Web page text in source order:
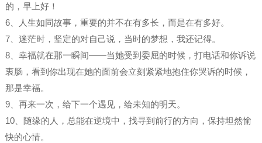
的，早上好！
6、人生如同故事，重要的并不在有多长，而是在有多好。
7、迷茫时，坚定的对自己说，当时的梦想，我还记得。
8、幸福就在那一瞬间——当她受到委屈的时候，打电话和你诉说
衷肠，看到你出现在她的面前会立刻紧紧地抱住你哭诉的时候，
那是幸福。
9、再来一次，给下一个遇见，给未知的明天。
10、随缘的人，总能在逆境中，找寻到前行的方向，保持坦然愉
快的心情。